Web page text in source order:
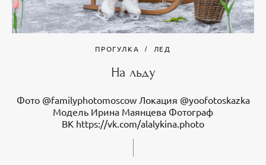
ПРОГУЛКА ЛЕД
На льду
Фото @familyphotomoscow Локация @yoofotoskazka
Модель Ирина Маянцева Фотограф
ВК https://vk.com/alalykina.photo